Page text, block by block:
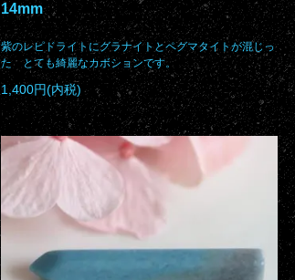
14mm
紫のレピドライトにグラナイトとペグマタイトが混じっ
た とても綺麗なカボションです。
1,400円(内税)